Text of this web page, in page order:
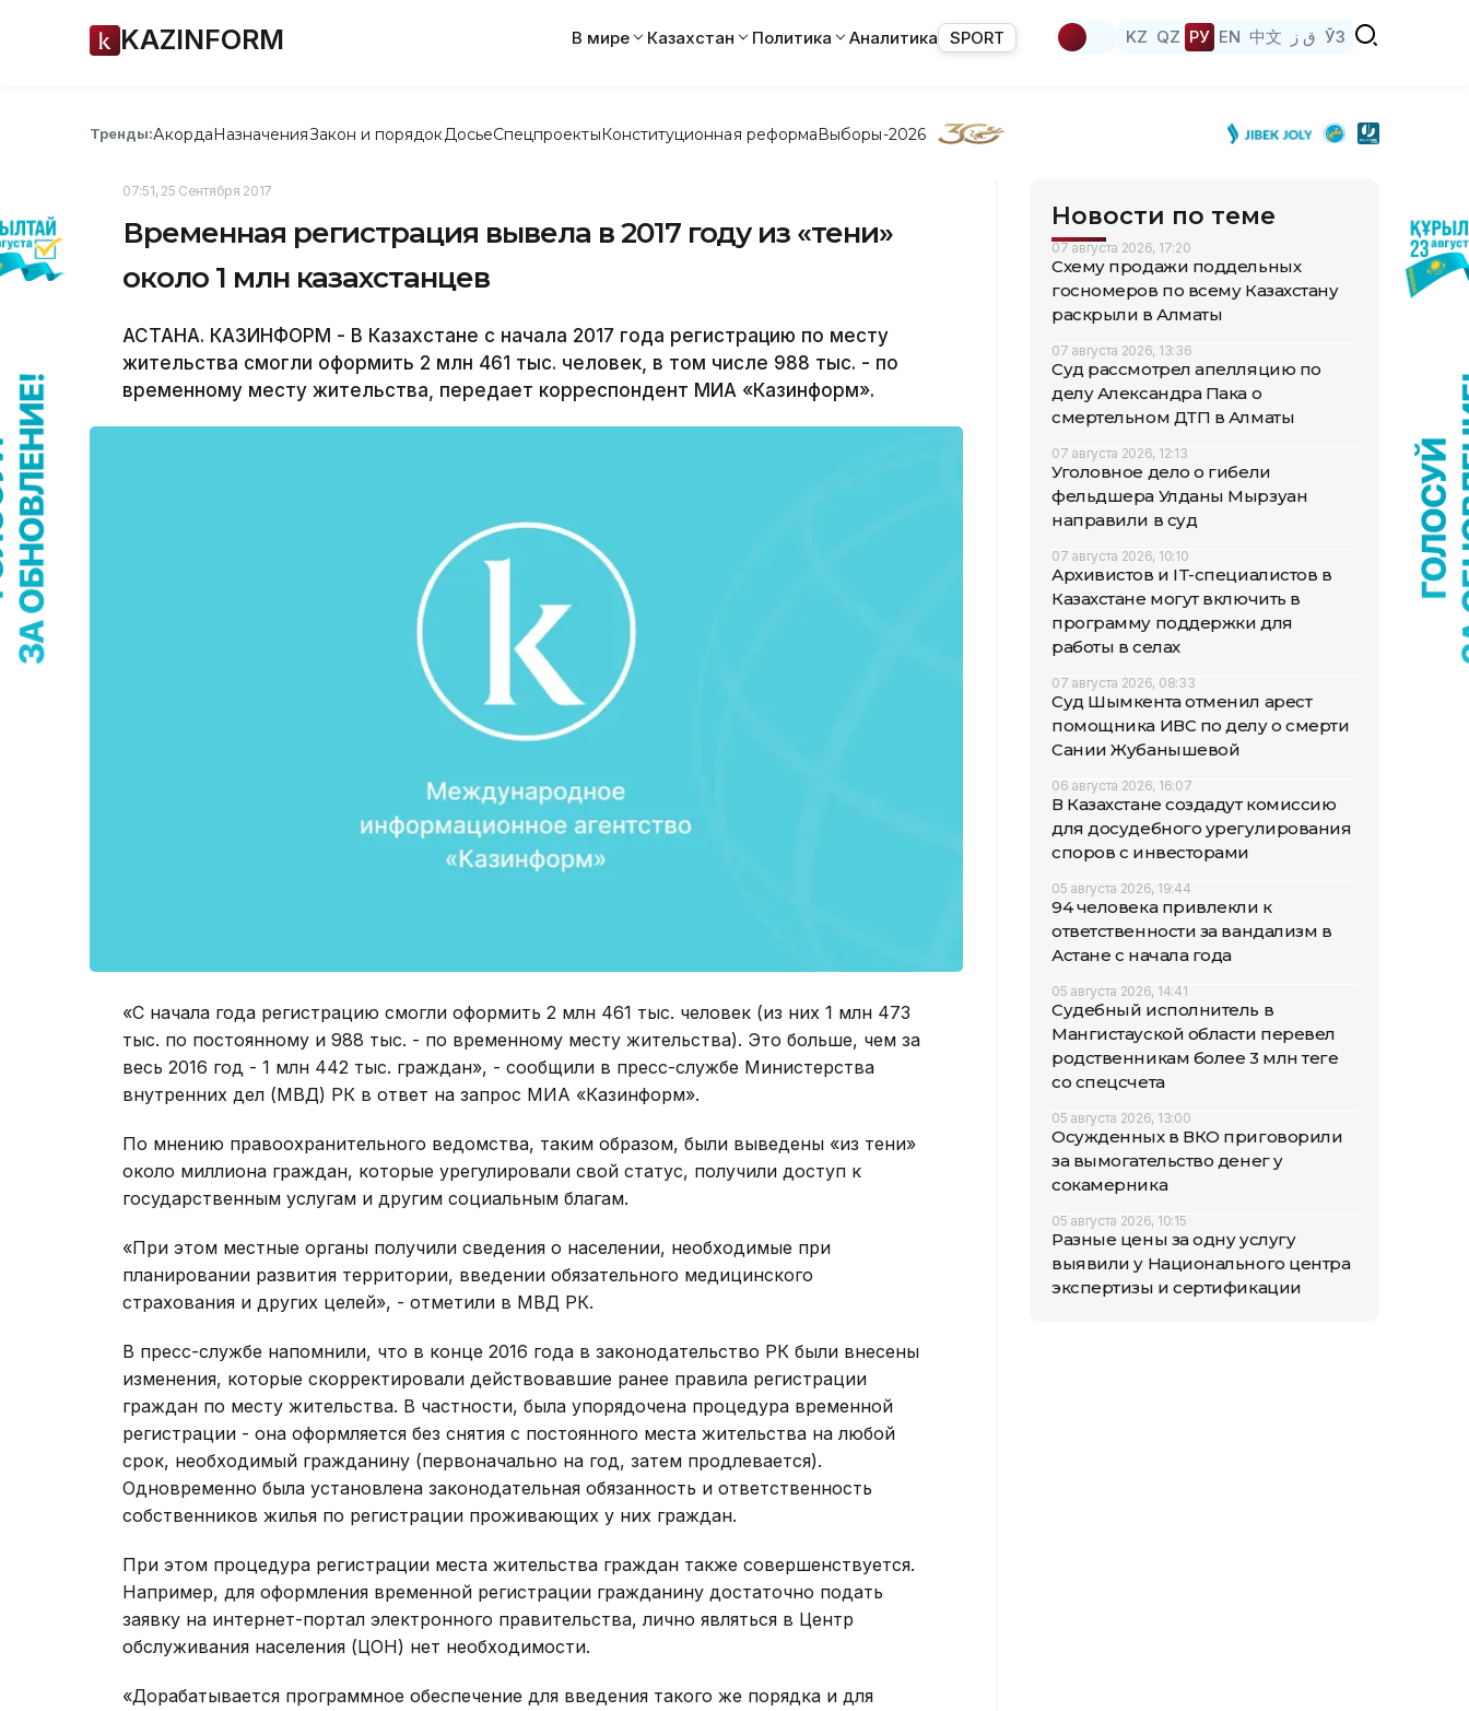
KAZINFORM В мире Казахстан Политика Аналитика SPORT KZ QZ РУ EN 中文 ق ز ЎЗ
Тренды:АкордаНазначенияЗакон и порядок ДосьеСпецпроектыКонституционная реформаВыборы-2026
07:51, 25 Сентября 2017
Временная регистрация вывела в 2017 году из «тени»
около 1 млн казахстанцев
АСТАНА. КАЗИНФОРМ - В Казахстане с начала 2017 года регистрацию по месту
жительства смогли оформить 2 млн 461 тыс. человек, в том числе 988 тыс. - по
временному месту жительства, передает корреспондент МИА «Казинформ».
«С начала года регистрацию смогли оформить 2 млн 461 тыс. человек (из них 1 млн 473
тыс. по постоянному и 988 тыс. - по временному месту жительства). Это больше, чем за
весь 2016 год - 1 млн 442 тыс. граждан», - сообщили в пресс-службе Министерства
внутренних дел (МВД) РК в ответ на запрос МИА «Казинформ».
По мнению правоохранительного ведомства, таким образом, были выведены «из тени»
около миллиона граждан, которые урегулировали свой статус, получили доступ к
государственным услугам и другим социальным благам.
«При этом местные органы получили сведения о населении, необходимые при
планировании развития территории, введении обязательного медицинского
страхования и других целей», - отметили в МВД РК.
В пресс-службе напомнили, что в конце 2016 года в законодательство РК были внесены
изменения, которые скорректировали действовавшие ранее правила регистрации
граждан по месту жительства. В частности, была упорядочена процедура временной
регистрации - она оформляется без снятия с постоянного места жительства на любой
срок, необходимый гражданину (первоначально на год, затем продлевается).
Одновременно была установлена законодательная обязанность и ответственность
собственников жилья по регистрации проживающих у них граждан.
При этом процедура регистрации места жительства граждан также совершенствуется.
Например, для оформления временной регистрации гражданину достаточно подать
заявку на интернет-портал электронного правительства, лично являться в Центр
обслуживания населения (ЦОН) нет необходимости.
«Дорабатывается программное обеспечение для введения такого же порядка и для
Новости по теме
07 августа 2026, 17:20
Схему продажи поддельных
госномеров по всему Казахстану
раскрыли в Алматы
07 августа 2026, 13:36
Суд рассмотрел апелляцию по
делу Александра Пака о
смертельном ДТП в Алматы
07 августа 2026, 12:13
Уголовное дело о гибели
фельдшера Улданы Мырзуан
направили в суд
07 августа 2026, 10:10
Архивистов и IT-специалистов в
Казахстане могут включить в
программу поддержки для
работы в селах
07 августа 2026, 08:33
Суд Шымкента отменил арест
помощника ИВС по делу о смерти
Сании Жубанышевой
06 августа 2026, 16:07
В Казахстане создадут комиссию
для досудебного урегулирования
споров с инвесторами
05 августа 2026, 19:44
94 человека привлекли к
ответственности за вандализм в
Астане с начала года
05 августа 2026, 14:41
Судебный исполнитель в
Мангистауской области перевел
родственникам более 3 млн теңге
со спецсчета
05 августа 2026, 13:00
Осужденных в ВКО приговорили
за вымогательство денег у
сокамерника
05 августа 2026, 10:15
Разные цены за одну услугу
выявили у Национального центра
экспертизы и сертификации